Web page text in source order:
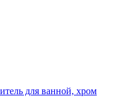
для ванной, хром